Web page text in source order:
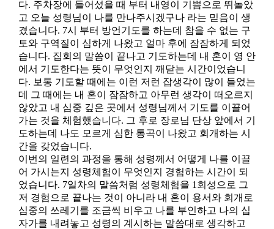
다. 주차장에 들어섰을 때 부터 내영이 기쁨으로 뛰놀았
고 오늘 성령님이 나를 만나주시겠구나 라는 믿음이 생
겼습니다. 7시 부터 방언기도를 하는데 참을 수 없는 구
토와 구역질이 심하게 나왔고 얼마 후에 잠잠하게 되었
습니다. 집회의 말씀이 끝나고 기도하는데 내 혼이 영 안
에서 기도한다는 뜻이 무엇인지 깨닫는 시간이었습니
다. 보통 기도할 때에는 이런 저런 잡생각이 많이 들었는
데 그 때에는 내 혼이 잠잠하고 아무런 생각이 떠오르지
않았고 내 심중 깊은 곳에서 성령님께서 기도를 이끌어
가는 것을 체험했습니다. 그 후로 장로님 단상 앞에서 기
도하는데 나도 모르게 심한 통곡이 나왔고 회개하는 시
간을 갖었습니다.
이번의 일련의 과정을 통해 성령께서 어떻게 나를 이끌
어 가시는지 성령체험이 무엇인지 경험하는 시간이 되
었습니다. 7일차의 말씀처럼 성령체험을 1회성으로 그
저 경험으로 끝나는 것이 아니라 내 혼이 용서와 회개로
심중의 쓰레기를 조금씩 비우고 나를 부인하고 나의 십
자가를 내려놓고 성령의 계시하는 말씀대로 생각하고